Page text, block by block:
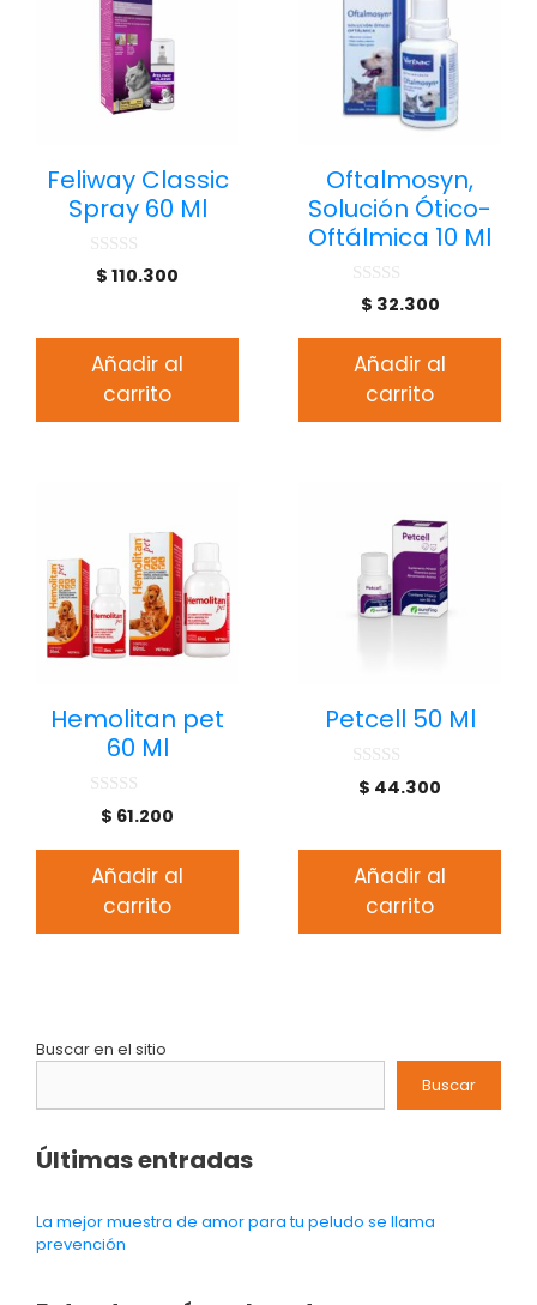
Feliway Classic
Spray 60 Ml
0
d$ 110.300
Añadir al
carrito
Oftalmosyn,
Solución Ótico-
Oftálmica 10 Ml
0
d$ 32.300
Añadir al
carrito
Hemolitan pet
60 Ml
$ 61.200
Añadir al
carrito
Petcell 50 Ml
0
d$ 44.300
Añadir al
carrito
Buscar en el sitio
Buscar
Últimas entradas
La mejor muestra de amor para tu peludo se llama
prevención